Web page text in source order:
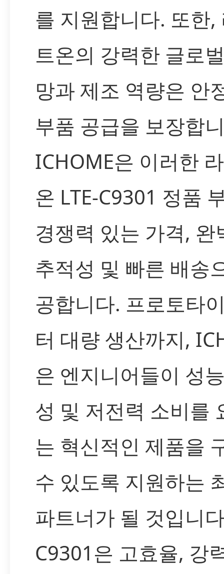
를 지원합니다. 또한,
트온의 강력한 글로
망과 제조 역량은 안
부품 공급을 보장합
ICHOME은 이러한
온 LTE-C9301 정품
경쟁력 있는 가격, 완
추적성 및 빠른 배송
공합니다. 프로토타
터 대량 생산까지,
은 엔지니어들이 성
성 및 저전력 소비를
는 혁신적인 제품을
수 있도록 지원하는
파트너가 될 것입니
C9301은 고효율, 강